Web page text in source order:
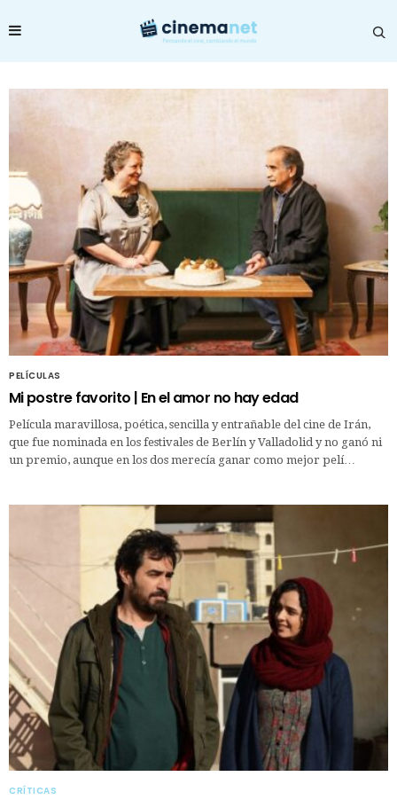
PELÍCULAS
Mi postre favorito | En el amor no hay edad
Película maravillosa, poética, sencilla y entrañable del cine de Irán,
que fue nominada en los festivales de Berlín y Valladolid y no ganó ni
un premio, aunque en los dos merecía ganar como mejor pelí…
CRÍTICAS